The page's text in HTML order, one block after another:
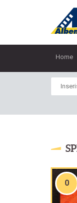
Home
0